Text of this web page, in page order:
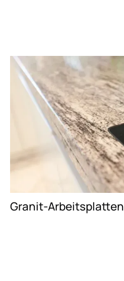
Granit-Arbeitsplatten